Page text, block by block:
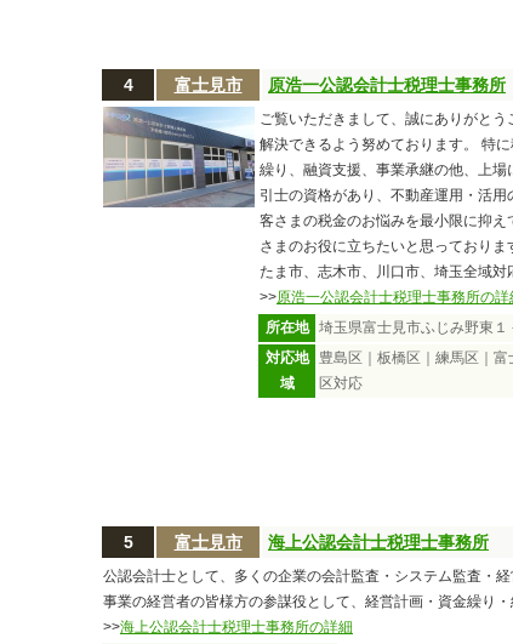
4 富士見市 原浩一公認会計士税理士事務所
ご覧いただきまして、誠にありがと
解決できるよう努めております。 特
繰り、融資支援、事業承継の他、上
引士の資格があり、不動産運用・活
客さまの税金のお悩みを最小限に抑
さまのお役に立ちたいと思っており
たま市、志木市、川口市、埼玉全域
>>原浩一公認会計士税理士事務所の詳
所在地
埼玉県富士見市ふじみ野東１
対応地
域
豊島区｜板橋区｜練馬区｜
区対応
5 富士見市 海上公認会計士税理士事務所
公認会計士として、多くの企業の会計監査・システム監査・
事業の経営者の皆様方の参謀役として、経営計画・資金繰り
>>海上公認会計士税理士事務所の詳細